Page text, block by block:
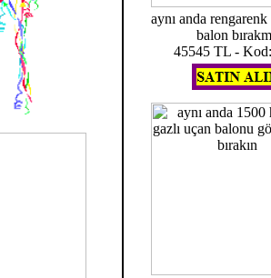
aynı anda
balon
45545 TL -